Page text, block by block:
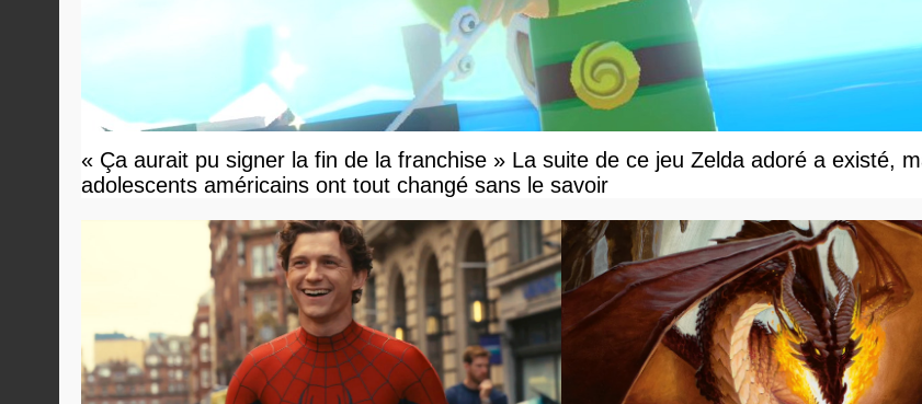
« Ça aurait pu signer la fin de la franchise » La suite de ce jeu Zelda adoré a existé,
adolescents américains ont tout changé sans le savoir